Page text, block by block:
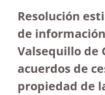
Resolución
de
Valsequillo de
acuerdos de
propiedad de